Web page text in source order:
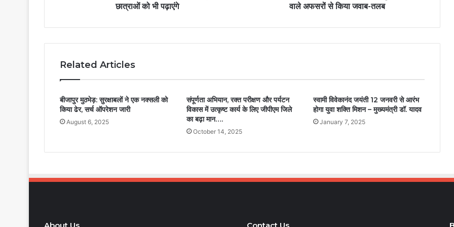
छात्राओं को भी पढ़ाएंगे
वाले अफसरों से किया जवाब-तलब
Related Articles
बीजापुर मुठभेड़: सुरक्षाबलों ने एक नक्सली को
किया ढेर, सर्च ऑपरेशन जारी
August 6, 2025
संपूर्णता अभियान, रक्त परीक्षण और पर्यटन
विकास में उत्कृष्ट कार्य के लिए जीपीएम जिले
का बढ़ा मान….
October 14, 2025
स्वामी विवेकानंद जयंती 12 जनवरी से आरंभ
होगा युवा शक्ति मिशन – मुख्यमंत्री डॉ. यादव
January 7, 2025